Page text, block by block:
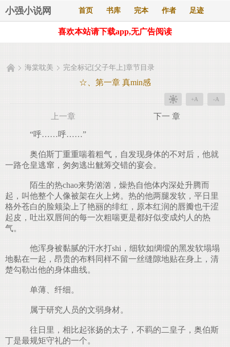
小强小说网 首页 书库 完本 作者 足迹
喜欢本站请下载app,无广告阅读
海棠耽美 完全标记[父子年上]章节目录
☆、第一章 真min感
+A -A
上一章 下一 章
“呼……呼……”
奥伯斯丁重重喘着粗气，自发现身体的不对后，他就
一路仓皇逃窜，匆匆逃出觥筹交错的宴会。
陌生的热chao来势汹汹，燥热自他体内深处升腾而
起，叫他整个人像被架在火上烤。热的他两腿发软，平日里
格外苍白的脸颊染上了艳丽的绯红，原本红润的唇瓣也干涩
起皮，吐出双唇间的每一次粗喘更是都好似变成灼人的热
气。
他浑身被黏腻的汗水打shi，细软如绸缎的黑发软塌塌
地黏在一起，昂贵的布料同样不留一丝缝隙地贴在身上，清
楚勾勒出他的身体曲线。
单薄、纤细。
属于研究人员的文弱身材。
往日里，相比起张扬的太子，不羁的二皇子，奥伯斯
丁是最规矩守礼的一个。